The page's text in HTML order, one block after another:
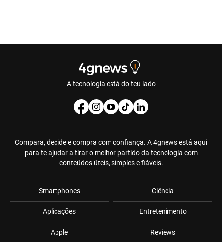
A tecnologia está do teu lado
Compara, decide e compra com confiança. A 4gnews está aqui
para te ajudar a tirar o melhor partido da tecnologia com
conteúdos úteis, simples e fiáveis.
Smartphones
Aplicações
Apple
Ciência
Entretenimento
Reviews